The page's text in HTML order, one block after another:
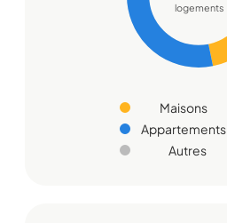
logements
Maisons
Appartements
Autres